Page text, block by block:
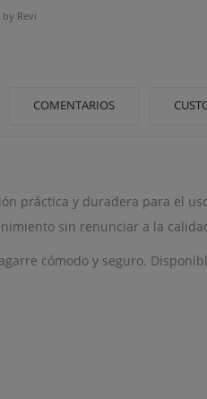
by Revi
COMENTARIOS
práctica y duradera para el
sin renunciar a la
cómodo y seguro.